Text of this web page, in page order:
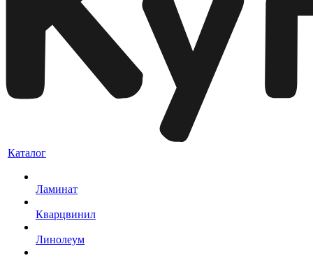
Каталог
Ламинат
Кварцвинил
Линолеум